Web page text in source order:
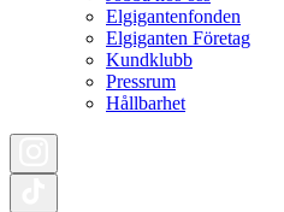
Elgigantenfonden
Elgiganten Företag
Kundklubb
Pressrum
Hållbarhet